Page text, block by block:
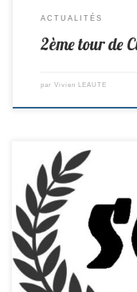
ACTUALITÉS
2ème tour de
par Vivien LEAUTE
R2-> St Colomban 7-7
Chateau Thebaud 11–9
Cadets/Juniors D1->
Orvault 5–5 St Colomban